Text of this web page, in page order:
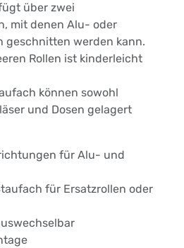
über zwei
mit denen Alu- oder
geschnitten werden kann.
Rollen ist kinderleicht
können sowohl
und Dosen gelagert
für Alu- und
für Ersatzrollen oder